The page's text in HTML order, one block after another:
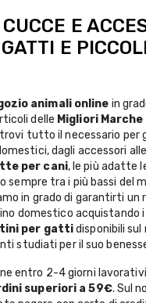
E
E
animali online in
delle Migliori Marche
tutto il necessario per
dagli accessori alle
per cani, le più adatte
sempre tra i più bassi del
in grado di garantirti un
domestico acquistando i
per gattidisponibili
studiati per il suo
entro 2-4 giorni lavorativi
superiori a 59€. Sul